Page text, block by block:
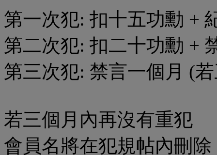
第一次犯: 扣十五功勳 +
第二次犯: 扣二十功勳 +
第三次犯: 禁言一個月 (
若三個月內再沒有重犯
會員名將在犯規帖內刪除